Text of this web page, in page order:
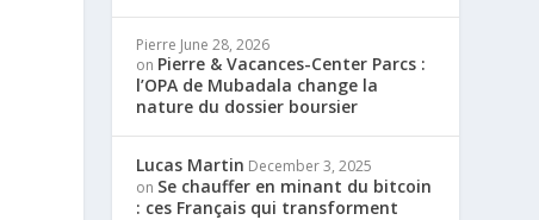
Pierre June 28, 2026
on Pierre & Vacances-Center Parcs :
l’OPA de Mubadala change la
nature du dossier boursier
Lucas Martin December 3, 2025
on Se chauffer en minant du bitcoin
: ces Français qui transforment